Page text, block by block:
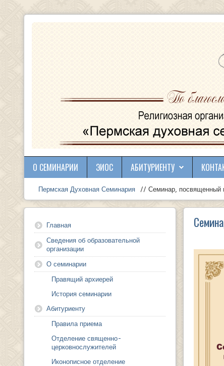
О СЕМИНАРИИ ЭИОС АБИТУРИЕНТУ
Пермская Духовная Семинария // Семинар, посвященный
Главная
Сведения об образовательной
организации
О семинарии
Правящий архиерей
История семинарии
Абитуриенту
Правила приема
Отделение священно-
церковнослужителей
Иконописное отделение